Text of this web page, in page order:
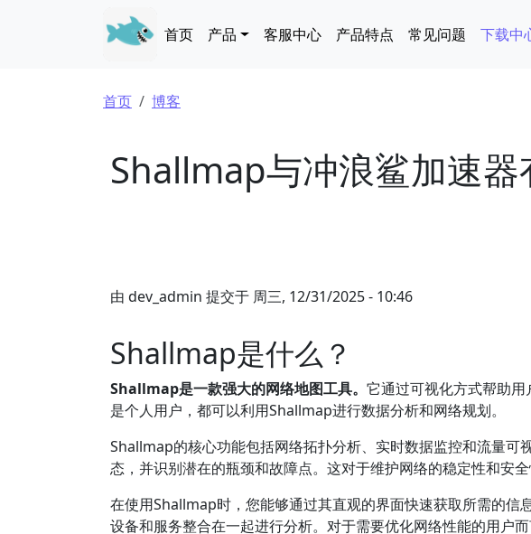
Main navigation
首页 产品 客服中心 产品特点 常见问题 下载中
面包屑
首页 博客
Shallmap与冲浪鲨加速器
由 dev_admin 提交于 周三, 12/31/2025 - 10:46
Shallmap是什么？
Shallmap是一款强大的网络地图工具。 它通过可视化方式帮助
是个人用户，都可以利用Shallmap进行数据分析和网络规划。
Shallmap的核心功能包括网络拓扑分析、实时数据监控和流量可
态，并识别潜在的瓶颈和故障点。这对于维护网络的稳定性和安全
在使用Shallmap时，您能够通过其直观的界面快速获取所需的信
设备和服务整合在一起进行分析。对于需要优化网络性能的用户而